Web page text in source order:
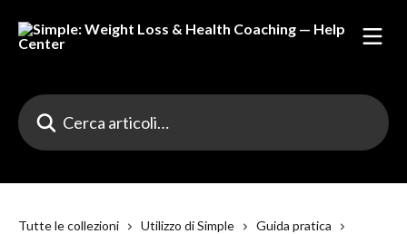
Cerca articoli…
Tutte le collezioni Utilizzo di Simple
Guida pratica